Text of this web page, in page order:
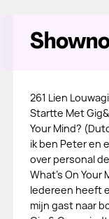
261 Lien
Startte Met
Your Mind?
ik ben Peter en
over personal
What's On Your
Iedereen heeft
mijn gast naar